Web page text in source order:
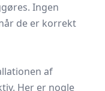
Ingen
de er korrekt
af
Her er nogle